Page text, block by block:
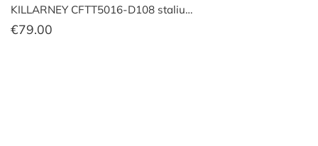
KILLARNEY CFTT5016-D108 staliu…
€79.00